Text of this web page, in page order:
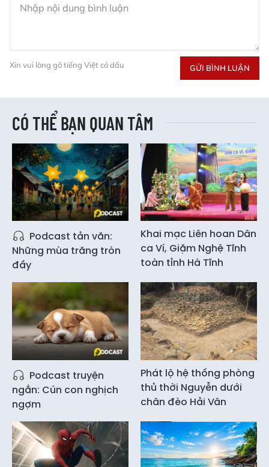
Xin vui lòng gõ tiếng Việt có dấu GỬI BÌNH LUẬN
CÓ THỂ BẠN QUAN TÂM
Podcast tản văn:
Những mùa trăng tròn
đầy
Khai mạc Liên hoan Dân
ca Ví, Giặm Nghệ Tĩnh
toàn tỉnh Hà Tĩnh
Podcast truyện
ngắn: Cún con nghịch
ngợm
Phát lộ hệ thống phòng
thủ thời Nguyễn dưới
chân đèo Hải Vân